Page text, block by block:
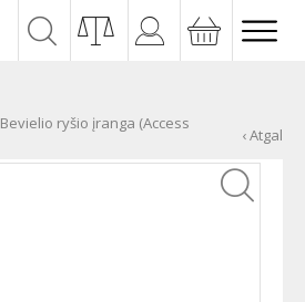
Bevielio ryšio įranga (Access
‹ Atgal